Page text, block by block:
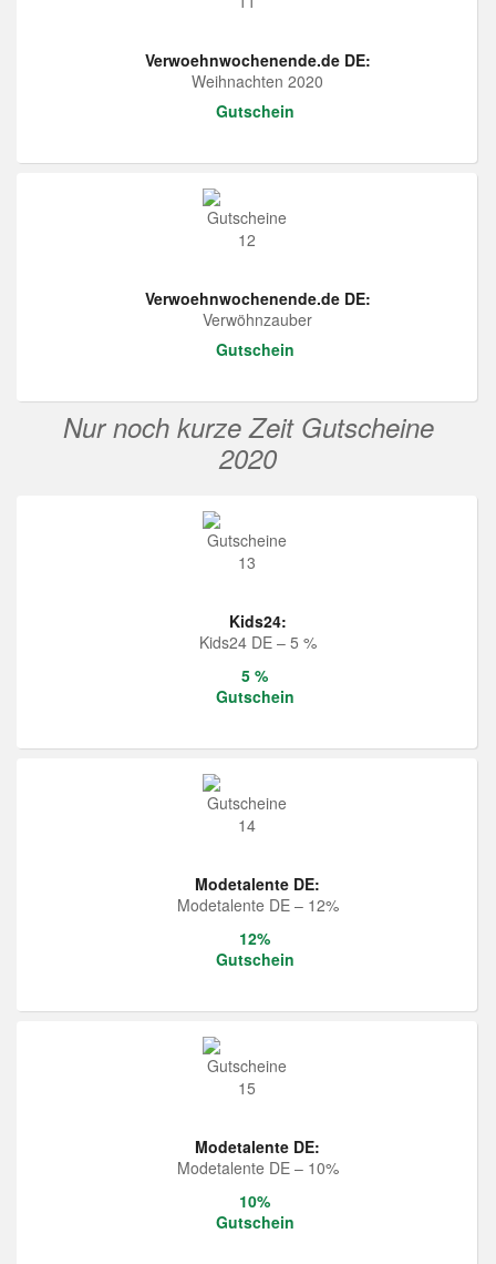
Verwoehnwochenende.de DE:
Weihnachten 2020
Gutschein
Verwoehnwochenende.de DE:
Verwöhnzauber
Gutschein
Nur noch kurze Zeit Gutscheine
2020
Kids24:
Kids24 DE – 5 %
5 %
Gutschein
Modetalente DE:
Modetalente DE – 12%
12%
Gutschein
Modetalente DE:
Modetalente DE – 10%
10%
Gutschein